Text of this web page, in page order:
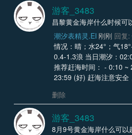
游客_3483
昌黎黄金海岸什么时候可
潮汐表精灵.EI 刚刚 回复:
情况：晴；水24°；气
0.4-1.3浪 当日潮汐：
推荐赶海时间： - 0:10 ~
23:59 (好) 赶海注意安全
删除
游客_3483
8月9号黄金海岸什么可以